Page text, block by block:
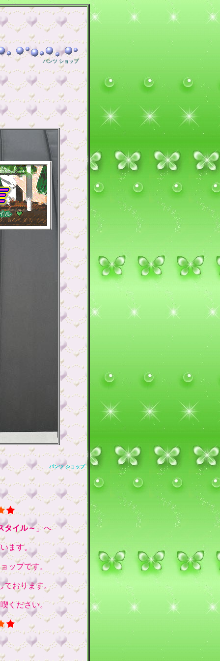
パンツ ショップ
パンツ ショップ
タイル～」へ
ます。
ップです。
ております。
ください。